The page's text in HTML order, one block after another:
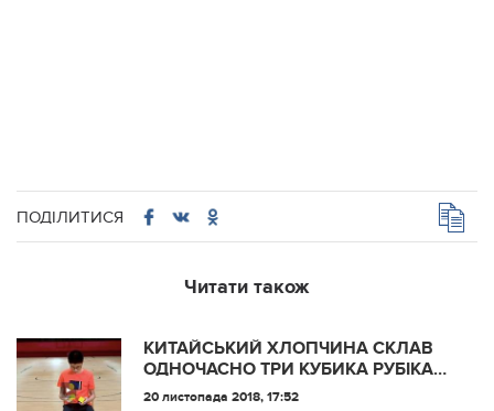
ПОДІЛИТИСЯ
Читати також
КИТАЙСЬКИЙ ХЛОПЧИНА СКЛАВ
ОДНОЧАСНО ТРИ КУБИКА РУБІКА
ЗА 96 СЕКУНД
20 листопада 2018, 17:52